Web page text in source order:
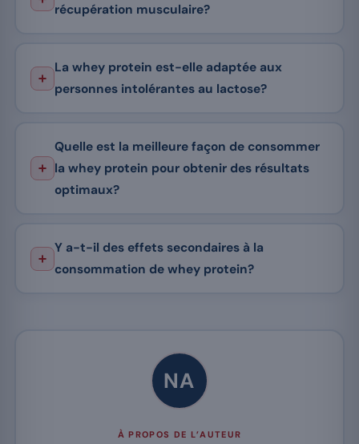
récupération musculaire?
La whey protein est-elle adaptée aux
personnes intolérantes au lactose?
Quelle est la meilleure façon de consommer
la whey protein pour obtenir des résultats
optimaux?
Y a-t-il des effets secondaires à la
consommation de whey protein?
NA
À PROPOS DE L’AUTEUR